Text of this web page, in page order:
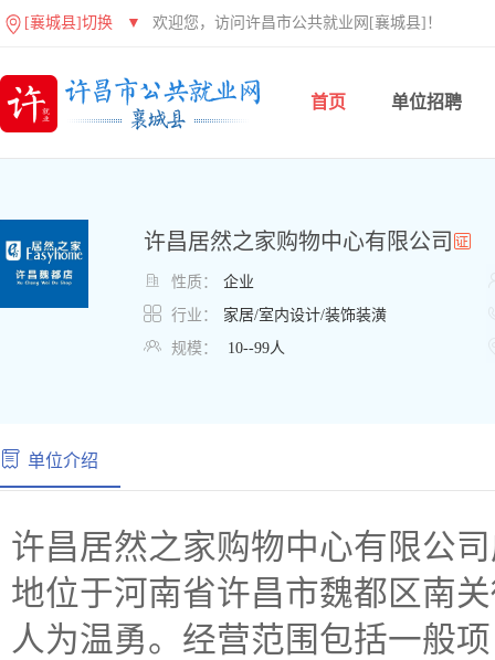
[襄城县]切换 ▼ 欢迎您，访问许昌市公共就业网[襄城县]！
首页 单位招聘
许昌居然之家购物中心有限公司
 性质： 企业
 行业： 家居/室内设计/装饰装潢
 规模： 10--99人
单位介绍
许昌居然之家购物中心有限公
地位于河南省许昌市魏都区南
人为温勇。经营范围包括一般